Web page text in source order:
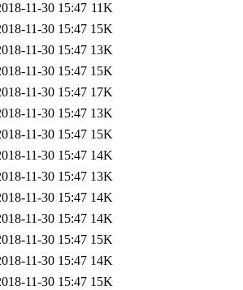
11-30 15:47 11K
11-30 15:47 15K
11-30 15:47 13K
11-30 15:47 15K
11-30 15:47 17K
11-30 15:47 13K
11-30 15:47 15K
11-30 15:47 14K
11-30 15:47 13K
11-30 15:47 14K
11-30 15:47 14K
11-30 15:47 15K
11-30 15:47 14K
11-30 15:47 15K